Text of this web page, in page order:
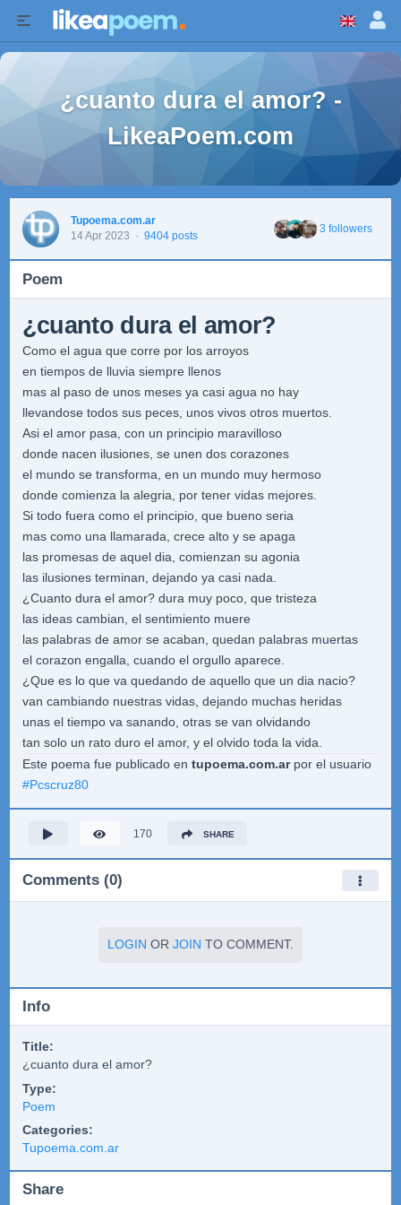
¿cuanto dura el amor? -
LikeaPoem.com
Tupoema.com.ar
14 Apr 2023 · 9404 posts
3 followers
Poem
¿cuanto dura el amor?
Como el agua que corre por los arroyos
en tiempos de lluvia siempre llenos
mas al paso de unos meses ya casi agua no hay
llevandose todos sus peces, unos vivos otros muertos.
Asi el amor pasa, con un principio maravilloso
donde nacen ilusiones, se unen dos corazones
el mundo se transforma, en un mundo muy hermoso
donde comienza la alegria, por tener vidas mejores.
Si todo fuera como el principio, que bueno seria
mas como una llamarada, crece alto y se apaga
las promesas de aquel dia, comienzan su agonia
las ilusiones terminan, dejando ya casi nada.
¿Cuanto dura el amor? dura muy poco, que tristeza
las ideas cambian, el sentimiento muere
las palabras de amor se acaban, quedan palabras muertas
el corazon engalla, cuando el orgullo aparece.
¿Que es lo que va quedando de aquello que un dia nacio?
van cambiando nuestras vidas, dejando muchas heridas
unas el tiempo va sanando, otras se van olvidando
tan solo un rato duro el amor, y el olvido toda la vida.
Este poema fue publicado en tupoema.com.arpor el usuario
#Pcscruz80
170 SHARE
Comments (0)
LOGIN OR JOIN TO COMMENT.
Info
Title:
¿cuanto dura el amor?
Type:
Poem
Categories:
Tupoema.com.ar
Share